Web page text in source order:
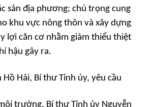
sản địa phương; chú trọng cung
khu vực nông thôn và xây dựng
lợi căn cơ nhằm giảm thiểu thiệt
hậu gây ra.
Hải, Bí thư Tỉnh ủy, yêu cầu
trường, Bí thư Tỉnh ủy Nguyễn